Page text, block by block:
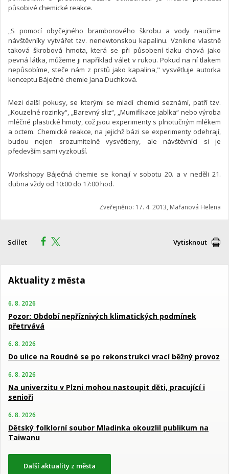
působivé chemické reakce.
„S pomocí obyčejného bramborového škrobu a vody naučíme
návštěvníky vytvářet tzv. nenewtonskou kapalinu. Vznikne vlastně
taková škrobová hmota, která se při působení tlaku chová jako
pevná látka, můžeme ji například válet v rukou. Pokud na ní tlakem
nepůsobíme, steče nám z prstů jako kapalina," vysvětluje autorka
konceptu Báječné chemie Jana Duchková.
Mezi další pokusy, se kterými se mladí chemici seznámí, patří tzv.
„Kouzelné rozinky“, „Barevný sliz“, „Mumifikace jablka“ nebo výroba
mléčné plastické hmoty, což jsou experimenty s plnotučným mlékem
a octem. Chemické reakce, na jejichž bázi se experimenty odehrají,
budou nejen srozumitelně vysvětleny, ale návštěvníci si je
především sami vyzkouší.
Workshopy Báječná chemie se konají v sobotu 20. a v neděli 21.
dubna vždy od 10:00 do 17:00 hod.
Zveřejněno: 17. 4. 2013, Mařanová Helena
Sdílet Vytisknout
Aktuality z města
6. 8. 2026
Pozor: Období nepříznivých klimatických podmínek
přetrvává
6. 8. 2026
Do ulice na Roudné se po rekonstrukci vrací běžný provoz
6. 8. 2026
Na univerzitu v Plzni mohou nastoupit děti, pracující i
senioři
6. 8. 2026
Dětský folklorní soubor Mladinka okouzlil publikum na
Taiwanu
Další aktuality z města